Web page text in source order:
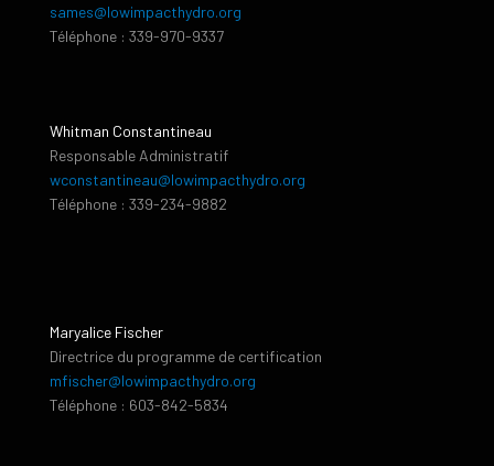
sames@lowimpacthydro.org
Téléphone : 339-970-9337
Whitman Constantineau
Responsable Administratif
wconstantineau@lowimpacthydro.org
Téléphone : 339-234-9882
Maryalice Fischer
Directrice du programme de certification
mfischer@lowimpacthydro.org
Téléphone : 603-842-5834